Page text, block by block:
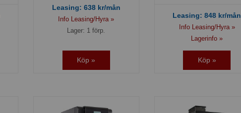
Leasing: 638kr/mån
Info Leasing/Hyra »
Lager: 1 förp.
Köp »
Leasing:848 kr/mån
Info Leasing/Hyra »
Lagerinfo »
Köp »